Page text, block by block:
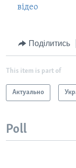
відео
Поділитись
This item is part of
Актуально
Poll